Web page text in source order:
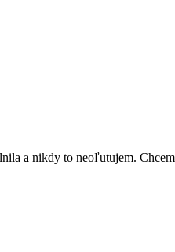
a nikdy to neoľutujem.